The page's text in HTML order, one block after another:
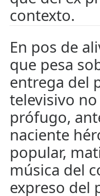
contexto.
En pos de
que pesa
entrega del
televisivo
prófugo,
naciente
popular,
música del
expreso del